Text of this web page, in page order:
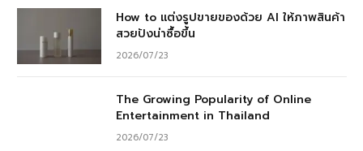
How to แต่งรูปขายของด้วย AI ให้ภาพสินค้า
สวยปังน่าซื้อขึ้น
2026/07/23
The Growing Popularity of Online
Entertainment in Thailand
2026/07/23